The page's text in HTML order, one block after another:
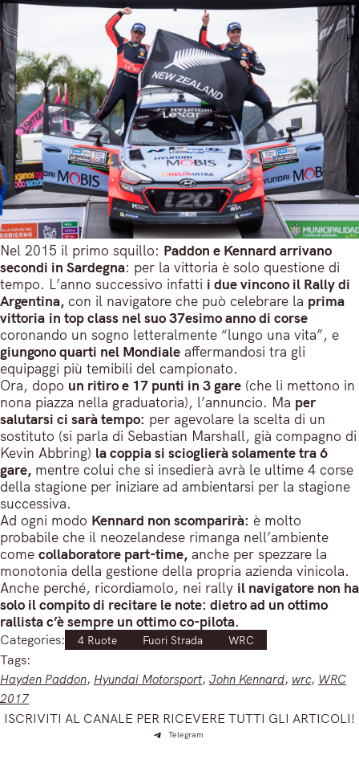
Nel 2015 il primo squillo: Paddon e Kennard arrivano
secondi in Sardegna: per la vittoria è solo questione di
tempo. L’anno successivo infatti i due vincono il Rally di
Argentina, con il navigatore che può celebrare la prima
vittoria in top class nel suo 37esimo anno di corse
coronando un sogno letteralmente “lungo una vita”, e
giungono quarti nel Mondiale affermandosi tra gli
equipaggi più temibili del campionato.
Ora, dopo un ritiro e 17 punti in 3 gare (che li mettono in
nona piazza nella graduatoria), l’annuncio. Ma per
salutarsi ci sarà tempo: per agevolare la scelta di un
sostituto (si parla di Sebastian Marshall, già compagno di
Kevin Abbring) la coppia si scioglierà solamente tra 6
gare, mentre colui che si insedierà avrà le ultime 4 corse
della stagione per iniziare ad ambientarsi per la stagione
successiva.
Ad ogni modo Kennard non scomparirà: è molto
probabile che il neozelandese rimanga nell’ambiente
come collaboratore part-time, anche per spezzare la
monotonia della gestione della propria azienda vinicola.
Anche perché, ricordiamolo, nei rally il navigatore non ha
solo il compito di recitare le note: dietro ad un ottimo
rallista c’è sempre un ottimo co-pilota.
Categories: 4 Ruote Fuori Strada WRC
Tags:
Hayden Paddon, Hyundai Motorsport, John Kennard, wrc, WRC
2017
ISCRIVITI AL CANALE PER RICEVERE TUTTI GLI ARTICOLI!
Telegram